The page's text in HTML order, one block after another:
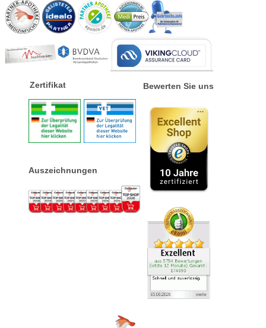
Zertifikat
Auszeichnungen
Bewerten Sie uns